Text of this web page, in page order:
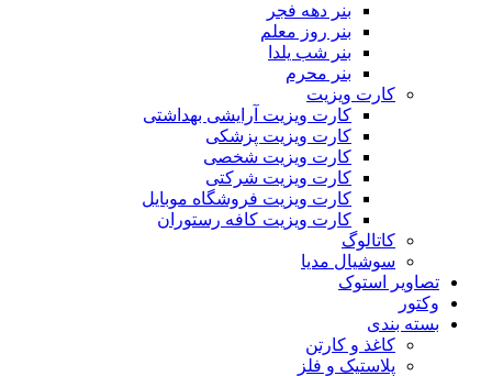
بنر دهه فجر
بنر روز معلم
بنر شب یلدا
بنر محرم
کارت ویزیت
کارت ویزیت آرایشی بهداشتی
کارت ویزیت پزشکی
کارت ویزیت شخصی
کارت ویزیت شرکتی
کارت ویزیت فروشگاه موبایل
کارت ویزیت کافه رستوران
کاتالوگ
سوشیال مدیا
تصاویر استوک
وکتور
بسته بندی
کاغذ و کارتن
پلاستیک و فلز